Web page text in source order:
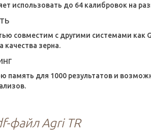
использовать до 64 калибровок на
совместим с другими системами как
качества зерна.
память для 1000 результатов и
файл Agri TR